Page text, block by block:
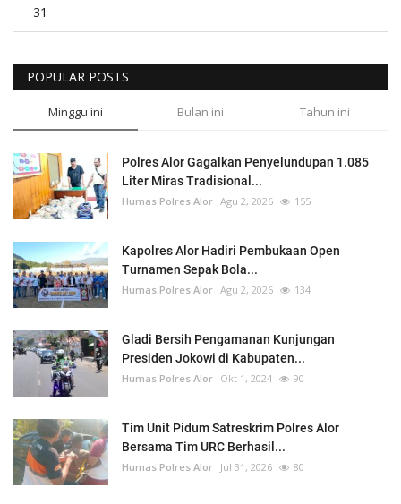
31
POPULAR POSTS
Minggu ini Bulan ini Tahun ini
Polres Alor Gagalkan Penyelundupan 1.085
Liter Miras Tradisional...
Humas Polres Alor Agu 2, 2026 155
Kapolres Alor Hadiri Pembukaan Open
Turnamen Sepak Bola...
Humas Polres Alor Agu 2, 2026 134
Gladi Bersih Pengamanan Kunjungan
Presiden Jokowi di Kabupaten...
Humas Polres Alor Okt 1, 2024 90
Tim Unit Pidum Satreskrim Polres Alor
Bersama Tim URC Berhasil...
Humas Polres Alor Jul 31, 2026 80